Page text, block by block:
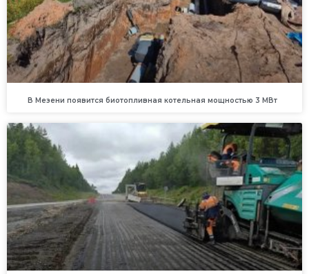
В Мезени появится биотопливная котельная мощностью 3 МВт